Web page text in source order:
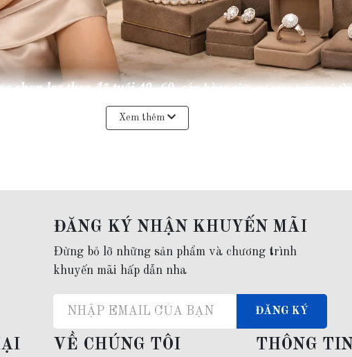
sang trọng, tinh tế
cần hiểu quá sâu
Xem thêm
ĐĂNG KÝ NHẬN KHUYẾN MÃI
Đừng bỏ lỡ những sản phẩm và chương trình
khuyến mãi hấp dẫn nha
ĐĂNG KÝ
VỀ CHÚNG TÔI THÔNG TIN